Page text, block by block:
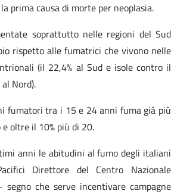
prima causa di morte per neoplasia.
soprattutto nelle regioni del Sud
rispetto alle fumatrici che vivono nelle
(il 22,4% al Sud e isole contro il
Nord).
fumatori tra i 15 e 24 anni fuma già più
oltre il 10% più di 20.
anni le abitudini al fumo degli italiani
Direttore del Centro Nazionale
segno che serve incentivare campagne